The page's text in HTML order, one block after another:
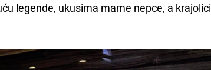
legende, ukusima mame nepce, a krajolici